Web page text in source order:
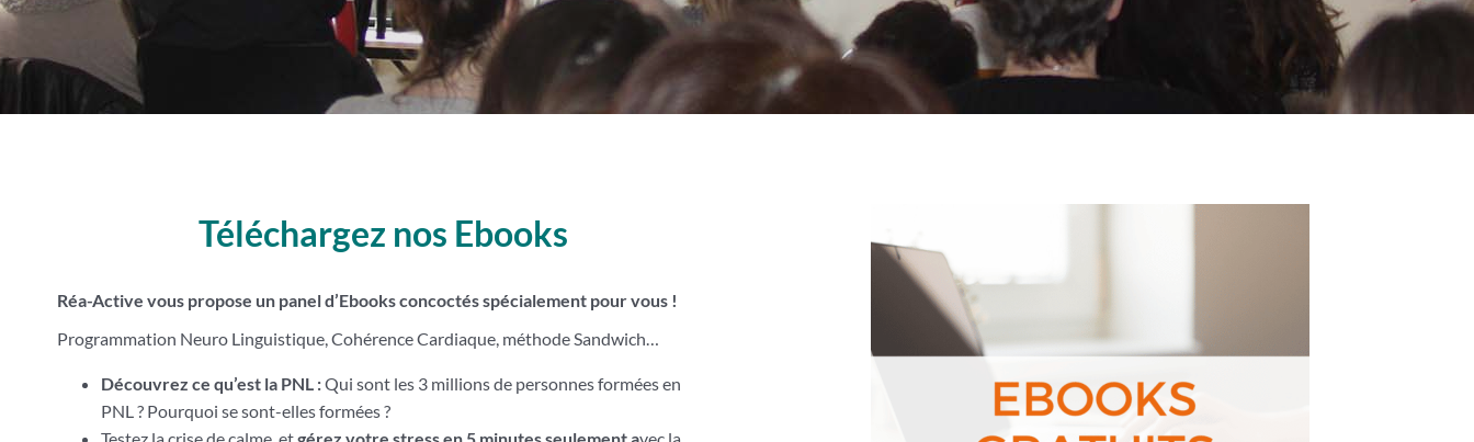
Téléchargez nos Ebooks
Réa-Active vous propose un panel d’Ebooks concoctés spécialement pour vous !
Programmation Neuro Linguistique, Cohérence Cardiaque, méthode Sandwich…
Découvrez ce qu’est la PNL :Qui sont les 3 millions de personnes formées en
PNL ? Pourquoi se sont-elles formées ?